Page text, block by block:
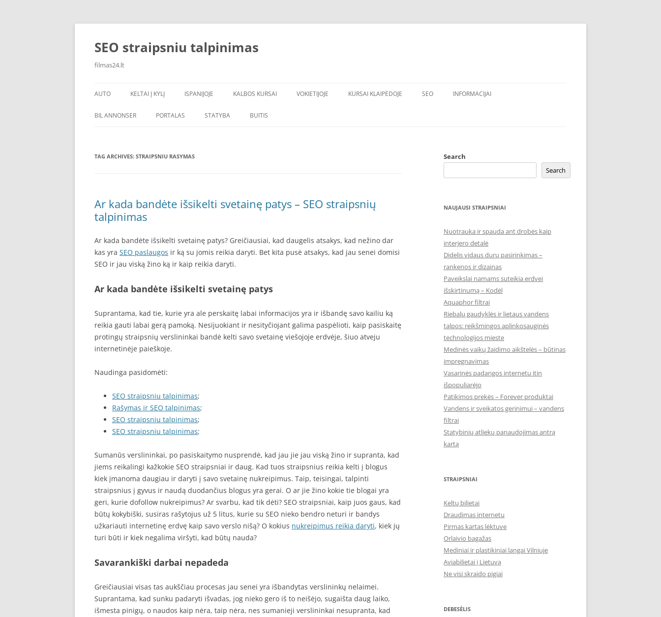
Skip
SEO straipsniu talpinimas
filmas24.lt
AUTO KELTAI Į KYLĮ ISPANIJOJE KALBOS KURSAI VOKIETIJOJE KURSAI KLAIPĖDOJE SEO INFORMACIJAI
BIL ANNONSER PORTALAS STATYBA BUITIS
TAG ARCHIVES: STRAIPSNIU RASYMAS
Ar kada bandėte išsikelti svetainę patys – SEO straipsnių
talpinimas
Ar kada bandėte išsikelti svetainę patys? Greičiausiai, kad daugelis atsakys, kad nežino dar
kas yra SEO paslaugos ir ką su jomis reikia daryti. Bet kita pusė atsakys, kad jau senei domisi
SEO ir jau viską žino ką ir kaip reikia daryti.
Ar kada bandėte išsikelti svetainę patys
Suprantama, kad tie, kurie yra ale perskaitę labai informacijos yra ir išbandę savo kailiu ką
reikia gauti labai gerą pamoką. Nesijuokiant ir nesityčiojant galima paspėlioti, kaip pasiskaitę
protingų straipsnių verslininkai bandė kelti savo svetainę viešojoje erdvėje, šiuo atveju
internetinėje paieškoje.
Naudinga pasidomėti:
SEO straipsniu talpinimas;
Rašymas ir SEO talpinimas;
SEO straipsniu talpinimas;
SEO straipsniu talpinimas;
Sumanūs verslininkai, po pasiskaitymo nusprendė, kad jau jie jau viską žino ir supranta, kad
jiems reikalingi kažkokie SEO straipsniai ir daug. Kad tuos straipsnius reikia kelti į blogus
kiek įmanoma daugiau ir daryti į savo svetainę nukreipimus. Taip, teisingai, talpinti
straipsnius į gyvus ir naudą duodančius blogus yra gerai. O ar jie žino kokie tie blogai yra
geri, kurie dofollow nukreipimus? Ar svarbu, kad tik dėti? SEO straipsniai, kaip juos gaus, kad
būtų kokybiški, susiras rašytojus už 5 litus, kurie su SEO nieko bendro neturi ir bandys
užkariauti internetinę erdvę kaip savo verslo nišą? O kokius nukreipimus reikia daryti, kiek jų
turi būti ir kiek negalima viršyti, kad būtų nauda?
Savarankiški darbai nepadeda
Greičiausiai visas tas aukščiau procesas jau senei yra išbandytas verslininkų nelaimei.
Suprantama, kad sunku padaryti išvadas, jog nieko gero iš to neišėjo, sugaišta daug laiko,
išmesta pinigų, o naudos kaip nėra, taip nėra, nes sumanieji verslininkai nesupranta, kad
Search
Search
NAUJAUSI STRAIPSNIAI
Nuotrauka ir spauda ant drobės kaip
interjero detalė
Didelis vidaus durų pasirinkimas –
rankenos ir dizainas
Paveikslai namams suteikia erdvei
išskirtinumą – Kodėl
Aquaphor filtrai
Riebalų gaudyklės ir lietaus vandens
talpos: reikšmingos aplinkosauginės
technologijos mieste
Medinės vaikų žaidimo aikštelės – būtinas
impregnavimas
Vasarinės padangos internetu itin
išpopuliarėjo
Patikimos prekės – Forever produktai
Vandens ir sveikatos gerinimui – vandens
filtrai
Statybinių atliekų panaudojimas antrą
kartą
STRAIPSNIAI
Keltų bilietai
Draudimas internetu
Pirmas kartas lėktuve
Orlaivio bagažas
Mediniai ir plastikiniai langai Vilniuje
Aviabilietai į Lietuvą
Ne visi skraido pigiai
DEBESĖLIS